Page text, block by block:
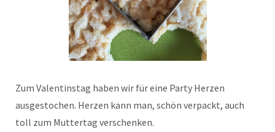
Zum Valentinstag haben wir für eine Party Herzen
ausgestochen. Herzen kann man, schön verpackt, auch
toll zum Muttertag verschenken.